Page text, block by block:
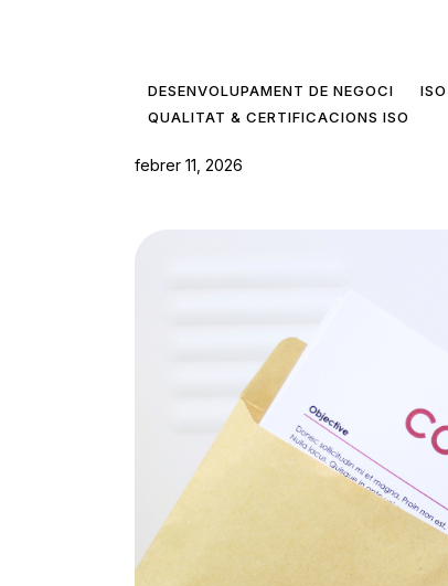
DESENVOLUPAMENT DE NEGOCI
QUALITAT & CERTIFICACIONS ISO
febrer 11, 2026